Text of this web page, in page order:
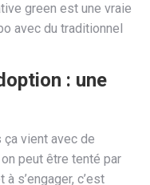
green est une vraie
avec du traditionnel
: une
ça vient avec de
peut être tenté par
s’engager, c’est